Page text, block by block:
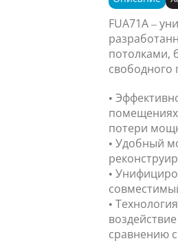
FUA71A –
потолками,
свободного
•
помещениях
потери
• Удобный
•
•
сравнению